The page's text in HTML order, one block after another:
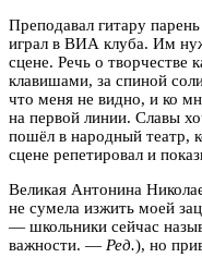
Преподавал гитару
играл в ВИА клуба. Им
сцене. Речь о творчестве
клавишами, за спиной
что меня не видно, и ко
на первой линии. Славы
пошёл в народный театр,
сцене репетировал и
Великая Антонина
не сумела изжить моей
— школьники сейчас
важности. — Ред.), но